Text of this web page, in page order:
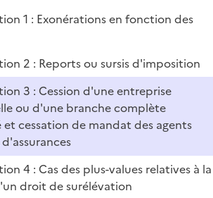
1 : Exonérations en fonction des
2 : Reports ou sursis d'imposition
3 : Cession d'une entreprise
ou d'une branche complète
cessation de mandat des agents
4 : Cas des plus-values relatives à la
droit de surélévation